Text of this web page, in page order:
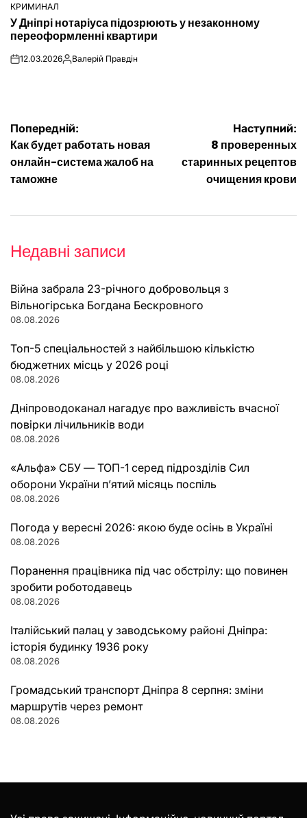
ОПУБЛІКУВАТИ
У
КРИМИНАЛ
У Дніпрі нотаріуса підозрюють у незаконному
переоформленні квартири
on12.03.2026Опубліковано
Валерій Правдін
Навігація
записів
Попередній:
Как будет работать новая
онлайн-система жалоб на
таможне
Наступний:
8 проверенных
старинных рецептов
очищения крови
Недавні записи
Війна забрала 23-річного добровольця з
Вільногірська Богдана Бескровного
08.08.2026
Топ-5 спеціальностей з найбільшою кількістю
бюджетних місць у 2026 році
08.08.2026
Дніпроводоканал нагадує про важливість вчасної
повірки лічильників води
08.08.2026
«Альфа» СБУ — ТОП-1 серед підрозділів Сил
оборони України п’ятий місяць поспіль
08.08.2026
Погода у вересні 2026: якою буде осінь в Україні
08.08.2026
Поранення працівника під час обстрілу: що повинен
зробити роботодавець
08.08.2026
Італійський палац у заводському районі Дніпра:
історія будинку 1936 року
08.08.2026
Громадський транспорт Дніпра 8 серпня: зміни
маршрутів через ремонт
08.08.2026